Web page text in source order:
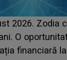
prima zi.
și de la ce
scena